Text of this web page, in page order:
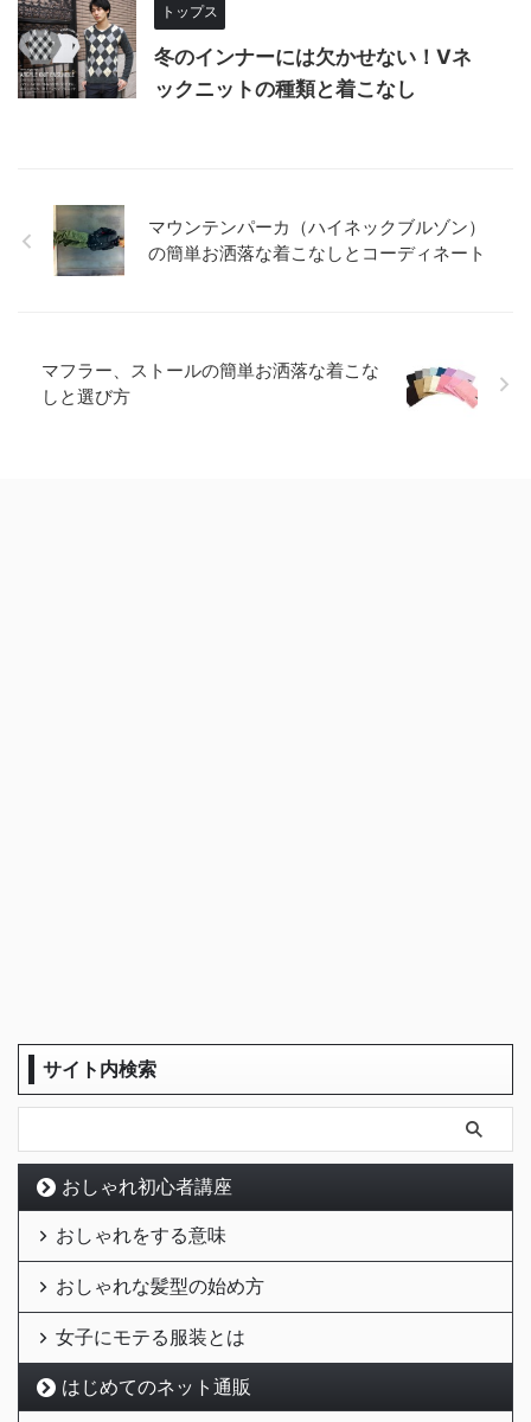
トップス
冬のインナーには欠かせない！Vネ
ックニットの種類と着こなし
マウンテンパーカ（ハイネックブルゾン）
の簡単お洒落な着こなしとコーディネート
マフラー、ストールの簡単お洒落な着こな
しと選び方
サイト内検索
おしゃれ初心者講座
おしゃれをする意味
おしゃれな髪型の始め方
女子にモテる服装とは
はじめてのネット通販